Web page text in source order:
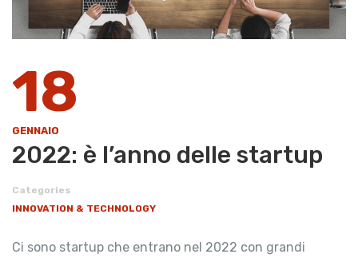
18
GENNAIO
2022: è l’anno delle startup
Categories
INNOVATION & TECHNOLOGY
Ci sono startup che entrano nel 2022 con grandi